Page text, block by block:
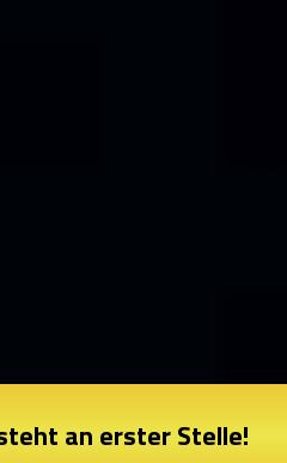
an erster Stelle!